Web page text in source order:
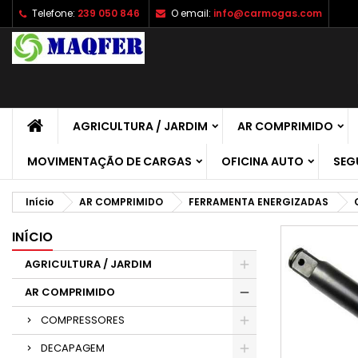
Telefone: 239 050 846 O email: info@carmogas.com
AGRICULTURA / JARDIM AR COMPRIMIDO
MOVIMENTAÇÃO DE CARGAS OFICINA AUTO
Início AR COMPRIMIDO FERRAMENTA ENERGIZADAS
INÍCIO
AGRICULTURA / JARDIM
AR COMPRIMIDO
COMPRESSORES
DECAPAGEM